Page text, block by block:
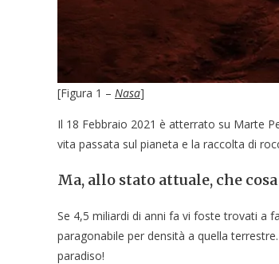
[Figura 1 – Nasa]
Il 18 Febbraio 2021 è atterrato su Marte
vita passata sul pianeta e la raccolta di
Ma, allo stato attuale, che
Se 4,5 miliardi di anni fa vi foste trovati a
paragonabile per densità a quella
paradiso!